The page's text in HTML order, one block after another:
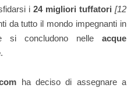
i 24 migliori tuffatori [12
da tutto il mondo impegnanti in
si concludono nelle acque
.
ha deciso di assegnare a